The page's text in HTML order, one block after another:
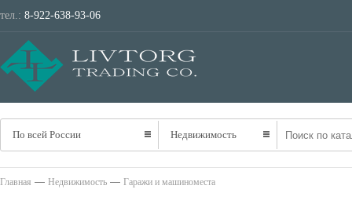
тел.: 8-922-638-93-06
По всей России Недвижимость
Главная — Недвижимость — Гаражи и машиноместа